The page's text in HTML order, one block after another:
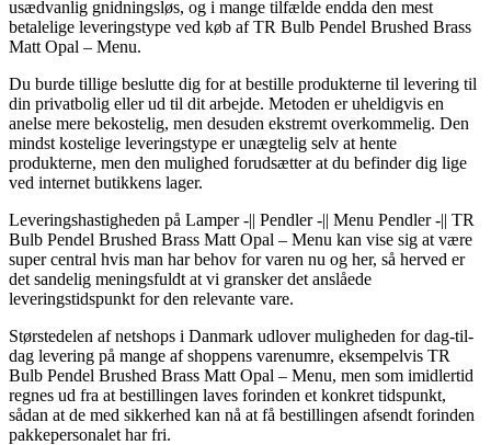
usædvanlig gnidningsløs, og i mange tilfælde endda den mest
betalelige leveringstype ved køb af TR Bulb Pendel Brushed Brass
Matt Opal – Menu.
Du burde tillige beslutte dig for at bestille produkterne til levering til
din privatbolig eller ud til dit arbejde. Metoden er uheldigvis en
anelse mere bekostelig, men desuden ekstremt overkommelig. Den
mindst kostelige leveringstype er unægtelig selv at hente
produkterne, men den mulighed forudsætter at du befinder dig lige
ved internet butikkens lager.
Leveringshastigheden på Lamper -|| Pendler -|| Menu Pendler -|| TR
Bulb Pendel Brushed Brass Matt Opal – Menu kan vise sig at være
super central hvis man har behov for varen nu og her, så herved er
det sandelig meningsfuldt at vi gransker det anslåede
leveringstidspunkt for den relevante vare.
Størstedelen af netshops i Danmark udlover muligheden for dag-til-
dag levering på mange af shoppens varenumre, eksempelvis TR
Bulb Pendel Brushed Brass Matt Opal – Menu, men som imidlertid
regnes ud fra at bestillingen laves forinden et konkret tidspunkt,
sådan at de med sikkerhed kan nå at få bestillingen afsendt forinden
pakkepersonalet har fri.